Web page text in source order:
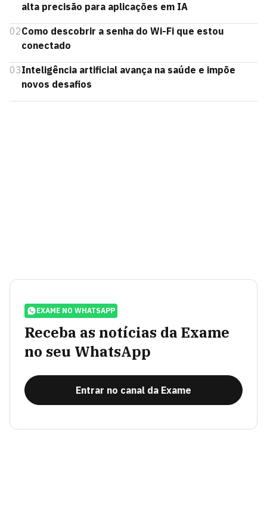
alta precisão para aplicações em IA
02Como descobrir a senha do Wi-Fi que estou
conectado
03Inteligência artificial avança na saúde e impõe
novos desafios
EXAME NO WHATSAPP
Receba as notícias da Exame
no seu WhatsApp
Entrar no canal da Exame